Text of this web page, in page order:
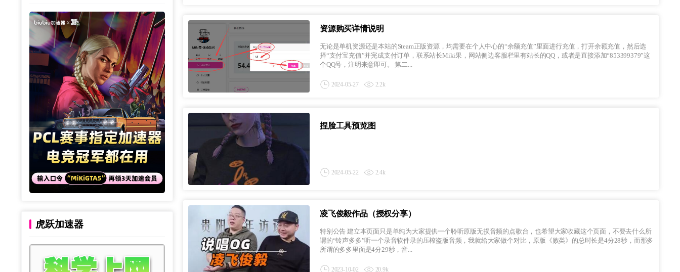
虎跃加速器
资源购买详情说明
无论是单机资源还是本站的Steam正版资源，均需要在个人中心的“余额充值”里面进行充值，打开余额充值，然后选
择“支付宝充值”并完成支付订单，联系站长Miki果，网站侧边客服栏里有站长的QQ，或者是直接添加“853399379”这
个QQ号，注明来意即可。 第二...
2024-05-27 2.2k
捏脸工具预览图
2024-05-22 2.4k
凌飞俊毅作品（授权分享）
特别公告 建立本页面只是单纯为大家提供一个聆听原版无损音频的点歌台，也希望大家收藏这个页面，不要去什么所
谓的“铃声多多”听一个录音软件录的压榨盗版音频，我就给大家做个对比，原版《败类》的总时长是4分28秒，而那多
所谓的多多里面是4分29秒，音...
2023-10-02 20.9k